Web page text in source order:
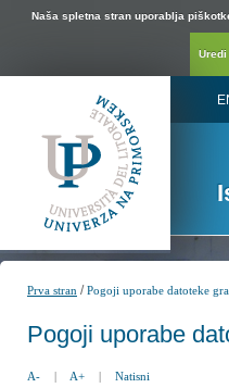
Naša spletna stran uporablja
Prva stran /Pogoji uporabe datoteke
Pogoji uporabe
A- | A+ | Natisni